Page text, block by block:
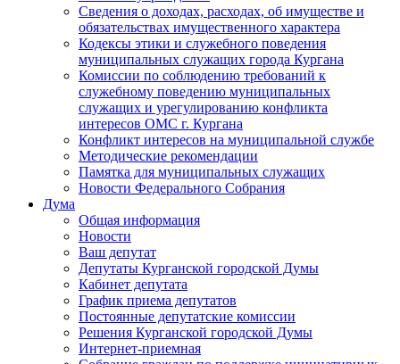
Сведения о доходах, расходах, об имуществе и
обязательствах имущественного характера
Кодексы этики и служебного поведения
муниципальных служащих города Кургана
Комиссии по соблюдению требований к
служебному поведению муниципальных
служащих и урегулированию конфликта
интересов ОМС г. Кургана
Конфликт интересов на муниципальной службе
Методические рекомендации
Памятка для муниципальных служащих
Новости Федерального Cобрания
Дума
Общая информация
Новости
Ваш депутат
Депутаты Курганской городской Думы
Кабинет депутата
График приема депутатов
Постоянные депутатские комиссии
Решения Курганской городской Думы
Интернет-приемная